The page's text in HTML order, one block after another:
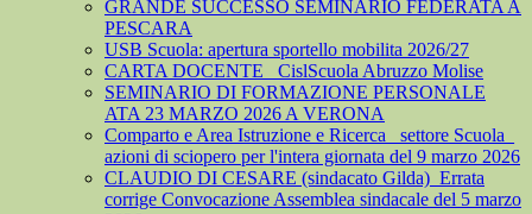
GRANDE SUCCESSO SEMINARIO FEDERATA A
PESCARA
USB Scuola: apertura sportello mobilita 2026/27
CARTA DOCENTE_ CislScuola Abruzzo Molise
SEMINARIO DI FORMAZIONE PERSONALE
ATA 23 MARZO 2026 A VERONA
Comparto e Area Istruzione e Ricerca_ settore Scuola_
azioni di sciopero per l'intera giornata del 9 marzo 2026
CLAUDIO DI CESARE (sindacato Gilda)_Errata
corrige Convocazione Assemblea sindacale del 5 marzo